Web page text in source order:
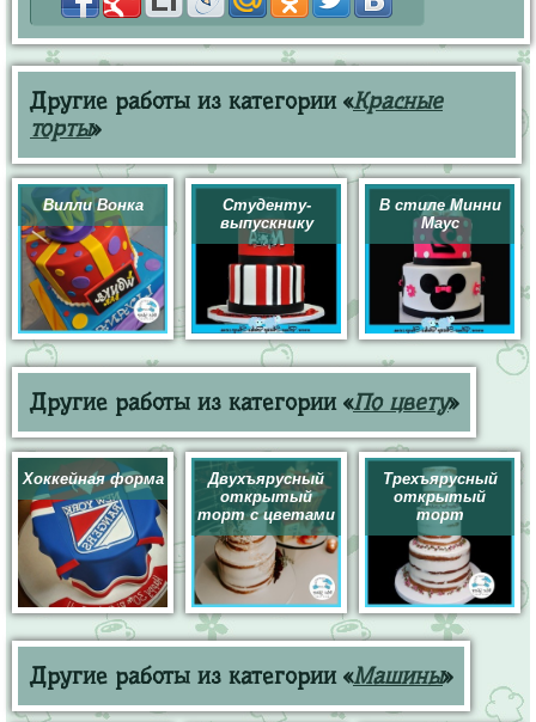
Другие работы из категории «Красные
торты»
Вилли Вонка
Студенту-
выпускнику
В стиле Минни
Маус
Другие работы из категории «По цвету»
Хоккейная форма
Двухъярусный
открытый
торт с цветами
Трехъярусный
открытый
торт
Другие работы из категории «Машины»